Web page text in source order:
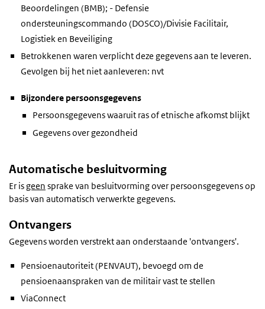
Beoordelingen (BMB); - Defensie
ondersteuningscommando (DOSCO)/Divisie Facilitair,
Logistiek en Beveiliging
Betrokkenen waren verplicht deze gegevens aan te leveren.
Gevolgen bij het niet aanleveren: nvt
Bijzondere persoonsgegevens
Persoonsgegevens waaruit ras of etnische afkomst blijkt
Gegevens over gezondheid
Automatische besluitvorming
Er isgeen sprake van besluitvorming over persoonsgegevens op
basis van automatisch verwerkte gegevens.
Ontvangers
Gegevens worden verstrekt aan onderstaande 'ontvangers'.
Pensioenautoriteit (PENVAUT), bevoegd om de
pensioenaanspraken van de militair vast te stellen
ViaConnect